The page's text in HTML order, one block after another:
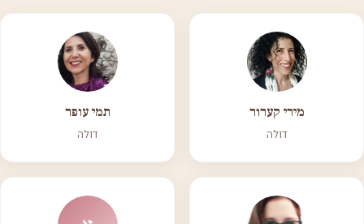
מירי קערור
דולה
תמי עופר
דולה